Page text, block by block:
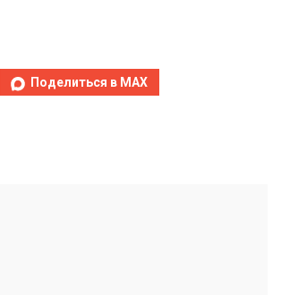
Поделиться в MAX